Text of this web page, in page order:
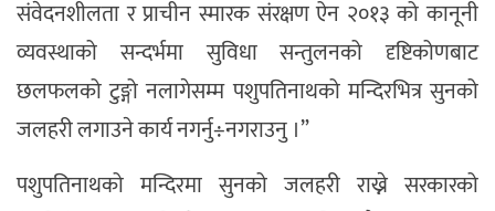
संवेदनशीलता र प्राचीन स्मारक संरक्षण ऐन २०१३ को कानूनी
व्यवस्थाको सन्दर्भमा सुविधा सन्तुलनको दृष्टिकोणबाट
छलफलको टुङ्गो नलागेसम्म पशुपतिनाथको मन्दिरभित्र सुनको
जलहरी लगाउने कार्य नगर्नु÷नगराउनु ।”
पशुपतिनाथको मन्दिरमा सुनको जलहरी राख्ने सरकारको